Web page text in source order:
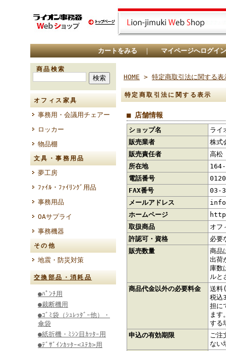
カートをみる ｜ マイページへログイン
商品検索
オフィス家具
事務用・会議用チェアー
ロッカー
物品棚
文具・事務用品
夢工房
ﾌｧｲﾙ・ﾌｧｲﾘﾝｸﾞ用品
事務用品
OAサプライ
事務機器
その他
地震・防災対策
交換部品・消耗品
●ﾊﾟﾝﾁ用
●裁断機用
●ｺﾞﾐ袋（ｼｭﾚｯﾀﾞｰ他）・
傘袋
●紙折機・ﾐｼﾝ目ｶｯﾀｰ用
●ﾃﾞｻﾞｲﾝｶｯﾀｰ<ｽﾃｶ>用
HOME > 特定商取引法に関する表
特定商取引法に関する表示
■ 店舗情報
ショップ名
ライ
販売業者
株式
販売責任者
高
所在地
電話番号
FAX番号
03-
メールアドレス
ホームページ
取扱商品
オフ
許認可・資格
必要
販売数量
商品
出荷
庫数
ルと
商品代金以外の必要料金
送料
税込
担に
ます
する
申込の有効期限
ご注
ない